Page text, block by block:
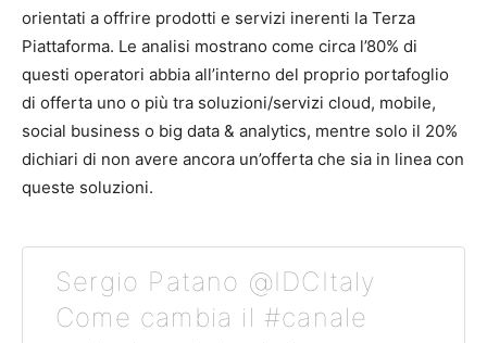
orientati a offrire prodotti e servizi inerenti la Terza
Piattaforma. Le analisi mostrano come circa l’80% di
questi operatori abbia all’interno del proprio portafoglio
di offerta uno o più tra soluzioni/servizi cloud, mobile,
social business o big data & analytics, mentre solo il 20%
dichiari di non avere ancora un’offerta che sia in linea con
queste soluzioni.
Sergio Patano @IDCItaly
Come cambia il #canale